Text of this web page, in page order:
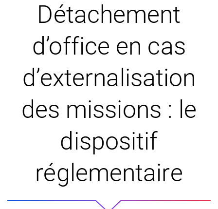
Détachement
d’office en cas
d’externalisation
des missions : le
dispositif
réglementaire